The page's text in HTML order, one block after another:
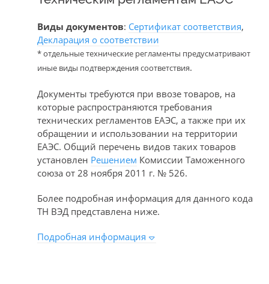
Виды документов: Сертификат соответствия,
Декларация о соответствии
* отдельные технические регламенты предусматривают
иные виды подтверждения соответствия.
Документы требуются при ввозе товаров, на
которые распространяются требования
технических регламентов ЕАЭС, а также при их
обращении и использовании на территории
ЕАЭС. Общий перечень видов таких товаров
установлен Решением Комиссии Таможенного
союза от 28 ноября 2011 г. № 526.
Более подробная информация для данного кода
ТН ВЭД представлена ниже.
Подробная информация